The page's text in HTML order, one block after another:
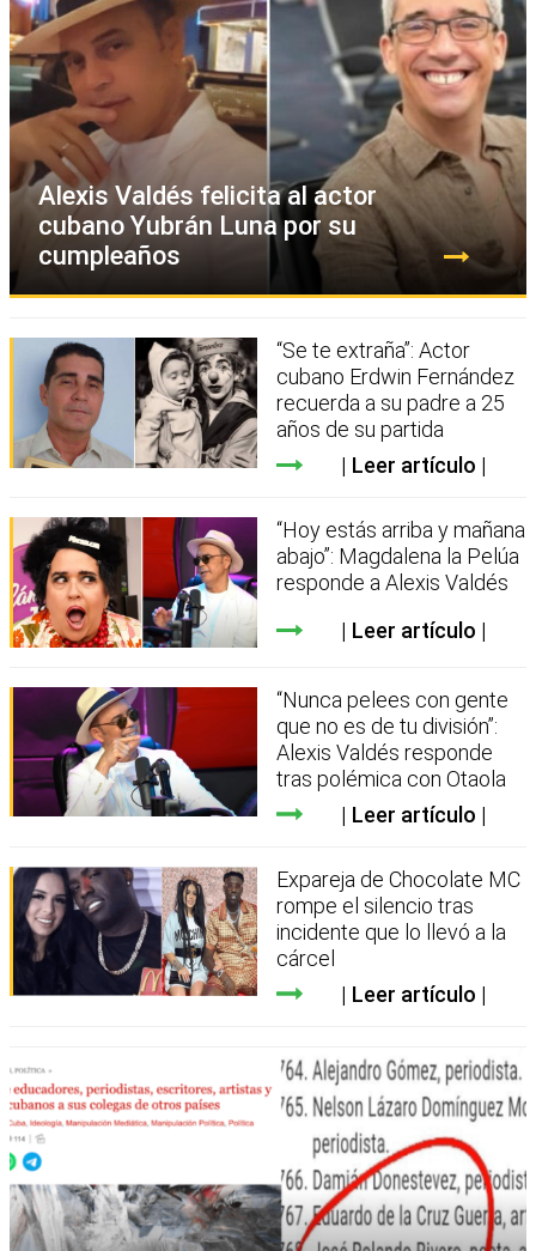
Alexis Valdés felicita al actor
cubano Yubrán Luna por su
cumpleaños
“Se te extraña”: Actor
cubano Erdwin Fernández
recuerda a su padre a 25
años de su partida
Leer artículo
“Hoy estás arriba y mañana
abajo”: Magdalena la Pelúa
responde a Alexis Valdés
Leer artículo
“Nunca pelees con gente
que no es de tu división”:
Alexis Valdés responde
tras polémica con Otaola
Leer artículo
Expareja de Chocolate MC
rompe el silencio tras
incidente que lo llevó a la
cárcel
Leer artículo